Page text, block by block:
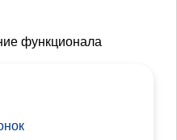
функционала